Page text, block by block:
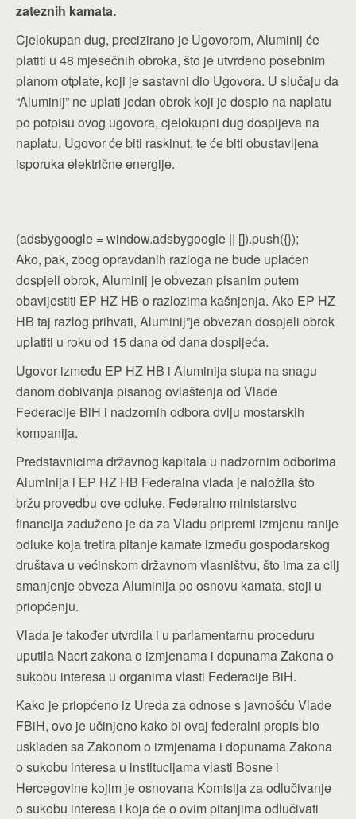
zateznih kamata.
Cjelokupan dug, precizirano je Ugovorom, Aluminij će
platiti u 48 mjesečnih obroka, što je utvrđeno posebnim
planom otplate, koji je sastavni dio Ugovora. U slučaju da
“Aluminij” ne uplati jedan obrok koji je dospio na naplatu
po potpisu ovog ugovora, cjelokupni dug dospijeva na
naplatu, Ugovor će biti raskinut, te će biti obustavljena
isporuka električne energije.
(adsbygoogle = window.adsbygoogle || []).push({});
Ako, pak, zbog opravdanih razloga ne bude uplaćen
dospjeli obrok, Aluminij je obvezan pisanim putem
obavijestiti EP HZ HB o razlozima kašnjenja. Ako EP HZ
HB taj razlog prihvati, Aluminij”je obvezan dospjeli obrok
uplatiti u roku od 15 dana od dana dospijeća.
Ugovor između EP HZ HB i Aluminija stupa na snagu
danom dobivanja pisanog ovlaštenja od Vlade
Federacije BiH i nadzornih odbora dviju mostarskih
kompanija.
Predstavnicima državnog kapitala u nadzornim odborima
Aluminija i EP HZ HB Federalna vlada je naložila što
bržu provedbu ove odluke. Federalno ministarstvo
financija zaduženo je da za Vladu pripremi izmjenu ranije
odluke koja tretira pitanje kamate između gospodarskog
društava u većinskom državnom vlasništvu, što ima za cilj
smanjenje obveza Aluminija po osnovu kamata, stoji u
priopćenju.
Vlada je također utvrdila i u parlamentarnu proceduru
uputila Nacrt zakona o izmjenama i dopunama Zakona o
sukobu interesa u organima vlasti Federacije BiH.
Kako je priopćeno iz Ureda za odnose s javnošću Vlade
FBiH, ovo je učinjeno kako bi ovaj federalni propis bio
usklađen sa Zakonom o izmjenama i dopunama Zakona
o sukobu interesa u institucijama vlasti Bosne i
Hercegovine kojim je osnovana Komisija za odlučivanje
o sukobu interesa i koja će o ovim pitanjima odlučivati